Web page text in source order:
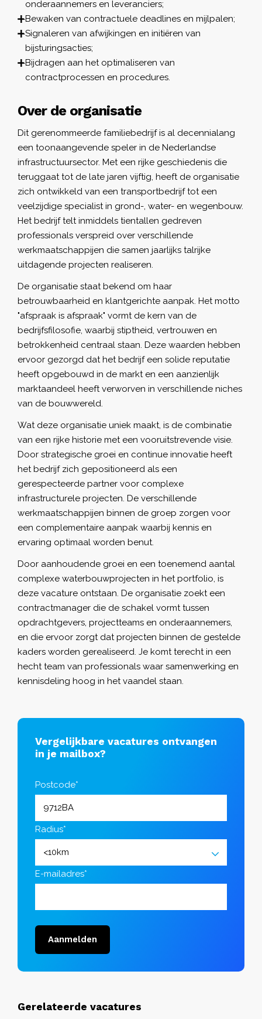
onderaannemers en leveranciers;
Bewaken van contractuele deadlines en mijlpalen;
Signaleren van afwijkingen en initiëren van
bijsturingsacties;
Bijdragen aan het optimaliseren van
contractprocessen en procedures.
Over de organisatie
Dit gerenommeerde familiebedrijf is al decennialang
een toonaangevende speler in de Nederlandse
infrastructuursector. Met een rijke geschiedenis die
teruggaat tot de late jaren vijftig, heeft de organisatie
zich ontwikkeld van een transportbedrijf tot een
veelzijdige specialist in grond-, water- en wegenbouw.
Het bedrijf telt inmiddels tientallen gedreven
professionals verspreid over verschillende
werkmaatschappijen die samen jaarlijks talrijke
uitdagende projecten realiseren.
De organisatie staat bekend om haar
betrouwbaarheid en klantgerichte aanpak. Het motto
"afspraak is afspraak" vormt de kern van de
bedrijfsfilosofie, waarbij stiptheid, vertrouwen en
betrokkenheid centraal staan. Deze waarden hebben
ervoor gezorgd dat het bedrijf een solide reputatie
heeft opgebouwd in de markt en een aanzienlijk
marktaandeel heeft verworven in verschillende niches
van de bouwwereld.
Wat deze organisatie uniek maakt, is de combinatie
van een rijke historie met een vooruitstrevende visie.
Door strategische groei en continue innovatie heeft
het bedrijf zich gepositioneerd als een
gerespecteerde partner voor complexe
infrastructurele projecten. De verschillende
werkmaatschappijen binnen de groep zorgen voor
een complementaire aanpak waarbij kennis en
ervaring optimaal worden benut.
Door aanhoudende groei en een toenemend aantal
complexe waterbouwprojecten in het portfolio, is
deze vacature ontstaan. De organisatie zoekt een
contractmanager die de schakel vormt tussen
opdrachtgevers, projectteams en onderaannemers,
en die ervoor zorgt dat projecten binnen de gestelde
kaders worden gerealiseerd. Je komt terecht in een
hecht team van professionals waar samenwerking en
kennisdeling hoog in het vaandel staan.
Vergelijkbare vacatures ontvangen
in je mailbox?
Postcode*
Radius*
E-mailadres*
Aanmelden
Gerelateerde vacatures